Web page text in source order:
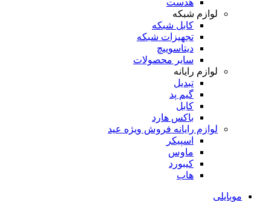
لوازم شبکه
کابل شبکه
تجهیزات شبکه
دیتاسوییچ
سایر محصولات
لوازم رایانه
تبدیل
گیم پد
کابل
باکس هارد
لوازم رایانه فروش ویژه عید
اسپیکر
ماوس
کیبورد
هاب
موبایلی